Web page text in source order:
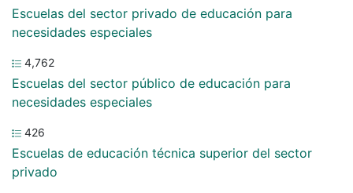
Escuelas del sector privado de educación para
necesidades especiales
4,762
Escuelas del sector público de educación para
necesidades especiales
426
Escuelas de educación técnica superior del sector
privado